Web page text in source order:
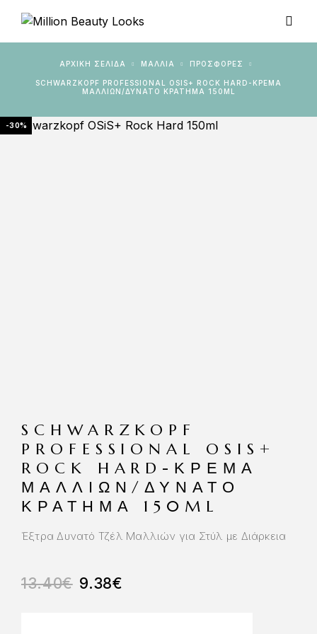
ΑΡΧΙΚΉ ΣΕΛΊΔΑ ΜΑΛΛΙΑ ΠΡΟΣΦΟΡΈΣ
SCHWARZKOPF PROFESSIONAL OSIS+ ROCK HARD-ΚΡΈΜΑ
ΜΑΛΛΙΏΝ/ΔΥΝΑΤΌ ΚΡΆΤΗΜΑ 150ML
-30%
SCHWARZKOPF
PROFESSIONAL OSIS+
ROCK HARD-ΚΡΈΜΑ
ΜΑΛΛΙΏΝ/ΔΥΝΑΤΌ
ΚΡΆΤΗΜΑ 150ML
Έξτρα Δυνατό Τζέλ Μαλλιών για Στύλ με Διάρκεια
13.40€ 9.38€